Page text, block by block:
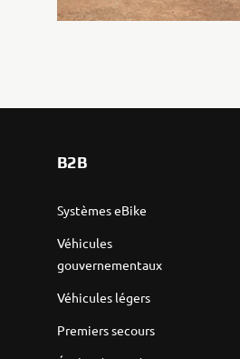
B2B
Systèmes eBike
Véhicules
gouvernementaux
Véhicules légers
Premiers secours